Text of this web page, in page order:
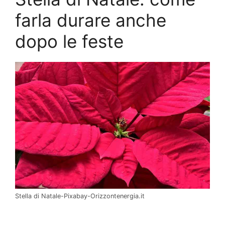
farla durare anche
dopo le feste
Stella di Natale-Pixabay-Orizzontenergia.it